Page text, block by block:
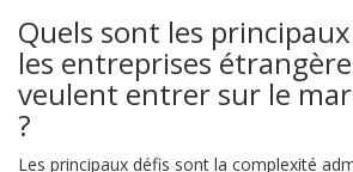
Quels sont les
les entreprises
veulent entrer sur le
?
Les principaux défis sont la complexité